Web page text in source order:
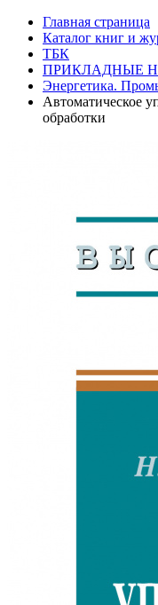
Главная страница
Каталог книг и
ТБК
ПРИКЛАДНЫЕ
Энергетика.
Автоматическое
обработки